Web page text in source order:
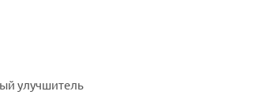
улучшитель